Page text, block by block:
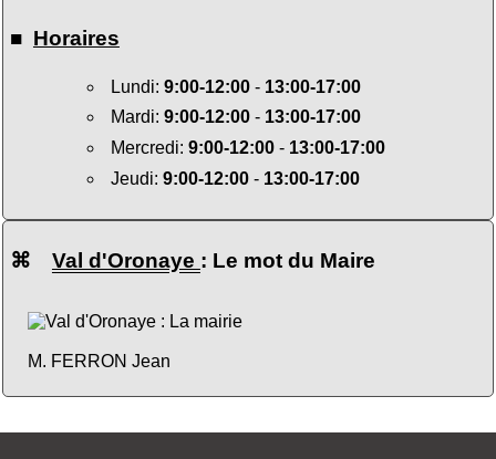
■ Horaires
Lundi: 9:00-12:00- 13:00-17:00
Mardi: 9:00-12:00- 13:00-17:00
Mercredi: 9:00-12:00- 13:00-17:00
Jeudi: 9:00-12:00- 13:00-17:00
⌘ Val d'Oronaye : Le mot du Maire
M. FERRON Jean